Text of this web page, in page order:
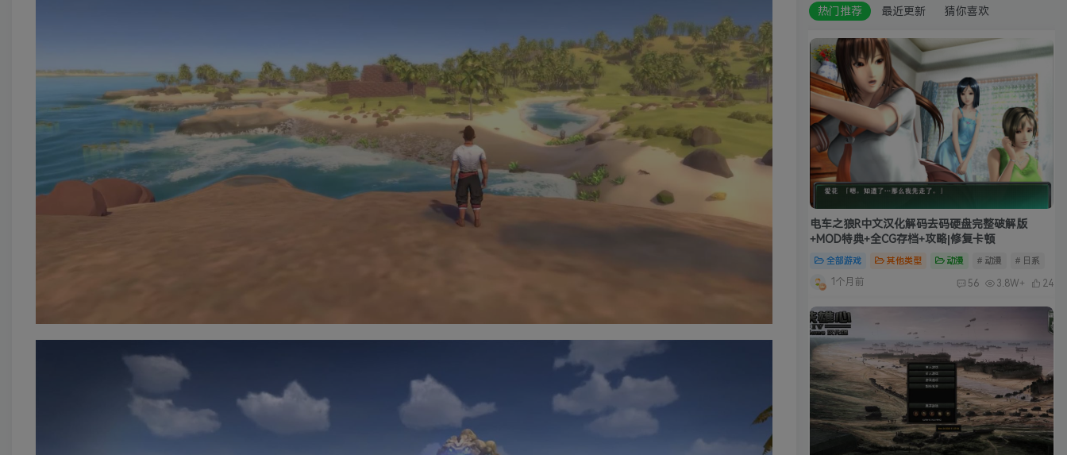
热门推荐 最近更新 猜你喜欢
电车之狼R中文汉化解码去码硬盘完整破解版
+MOD特典+全CG存档+攻略|修复卡顿
全部游戏 其他类型 动漫 # 动漫 # 日系
1个月前 56 3.8W+ 24